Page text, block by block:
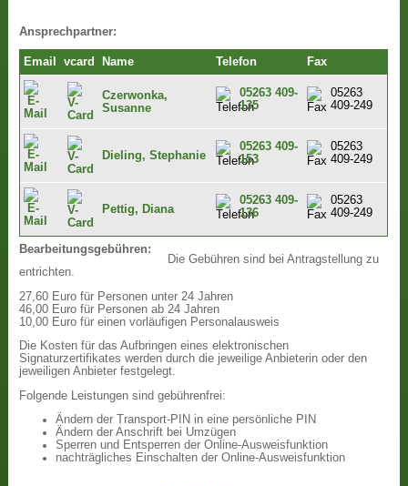
Ansprechpartner:
Email vcard Name Telefon Fax
Czerwonka,
Susanne
05263 409-
135
05263
409-249
Dieling, Stephanie
05263 409-
153
05263
409-249
Pettig, Diana
05263 409-
136
05263
409-249
Bearbeitungsgebühren:
Die Gebühren sind bei Antragstellung zu
entrichten.
27,60 Euro für Personen unter 24 Jahren
46,00 Euro für Personen ab 24 Jahren
10,00 Euro für einen vorläufigen Personalausweis
Die Kosten für das Aufbringen eines elektronischen
Signaturzertifikates werden durch die jeweilige Anbieterin oder den
jeweiligen Anbieter festgelegt.
Folgende Leistungen sind gebührenfrei:
Ändern der Transport-PIN in eine persönliche PIN
Ändern der Anschrift bei Umzügen
Sperren und Entsperren der Online-Ausweisfunktion
nachträgliches Einschalten der Online-Ausweisfunktion